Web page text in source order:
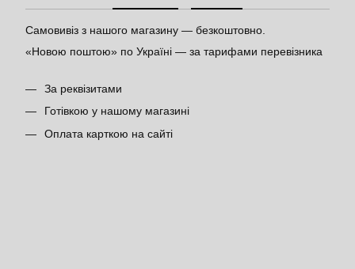
Самовивіз з нашого магазину — безкоштовно.
«Новою поштою» по Україні — за тарифами перевізника
За реквізитами
Готівкою у нашому магазині
Оплата карткою на сайті